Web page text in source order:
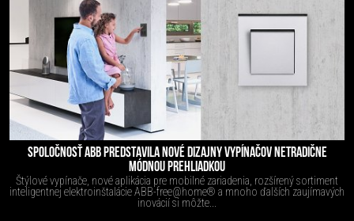
SPOLOČNOSŤ ABB PREDSTAVILA NOVÉ DIZAJNY VYPÍNAČOV NETRADIČNE
MÓDNOU PREHLIADKOU
Štýlové vypínače, nové aplikácia pre mobilné zariadenia, rozšírený sortiment
inteligentnej elektroinštalácie ABB-free@home® a mnoho ďalších zaujímavých
inovácií si môžte...